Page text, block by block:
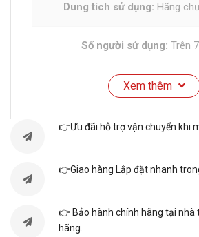
Dung tích sử dụng: Hãng
Số người sử dụng: Trên
Dung tích ngăn đá:
Dung tích ngăn lạnh:
Xem thêm
👉Ưu đãi hỗ trợ vận chuyển khi
👉Giao hàng Lắp đặt nhanh
👉 Bảo hành chính hãng tại nhà
hãng.